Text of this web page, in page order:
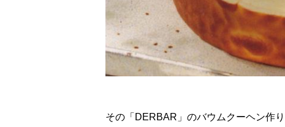
その「DERBAR」のバウムクーヘン作